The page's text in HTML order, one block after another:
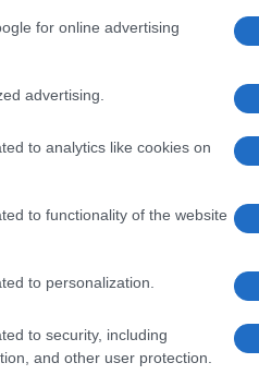
for online advertising
advertising.
to analytics like cookies on
to functionality of the website
to personalization.
to security, including
and other user protection.
Johnson
Jeremy
szavazást
dicsérő szavakkal
nagyszerű